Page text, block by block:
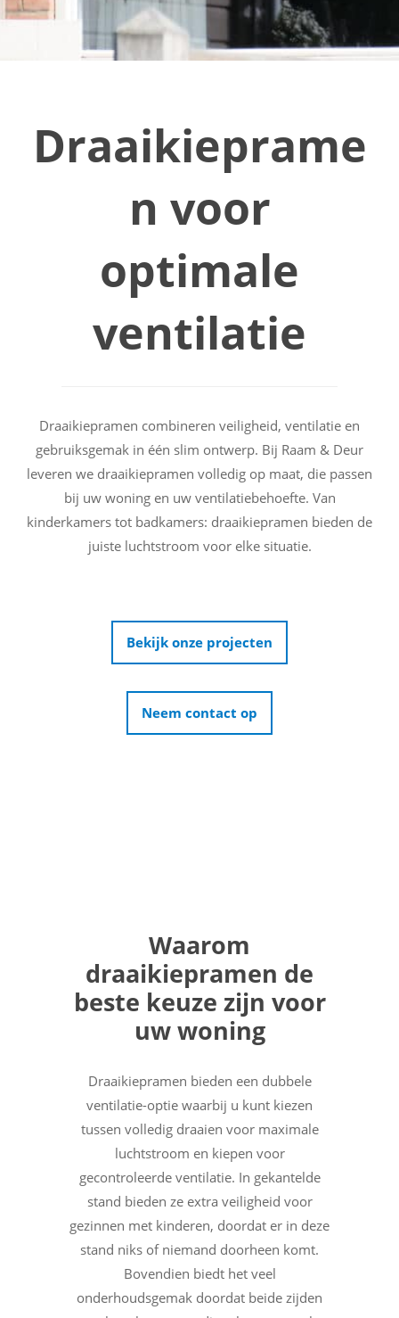
Draaikieprame
n voor
optimale
ventilatie
Draaikiepramen combineren veiligheid, ventilatie en
gebruiksgemak in één slim ontwerp. Bij Raam & Deur
leveren we draaikiepramen volledig op maat, die passen
bij uw woning en uw ventilatiebehoefte. Van
kinderkamers tot badkamers: draaikiepramen bieden de
juiste luchtstroom voor elke situatie.
Bekijk onze projecten
Neem contact op
Waarom
draaikiepramen de
beste keuze zijn voor
uw woning
Draaikiepramen bieden een dubbele
ventilatie-optie waarbij u kunt kiezen
tussen volledig draaien voor maximale
luchtstroom en kiepen voor
gecontroleerde ventilatie. In gekantelde
stand bieden ze extra veiligheid voor
gezinnen met kinderen, doordat er in deze
stand niks of niemand doorheen komt.
Bovendien biedt het veel
onderhoudsgemak doordat beide zijden